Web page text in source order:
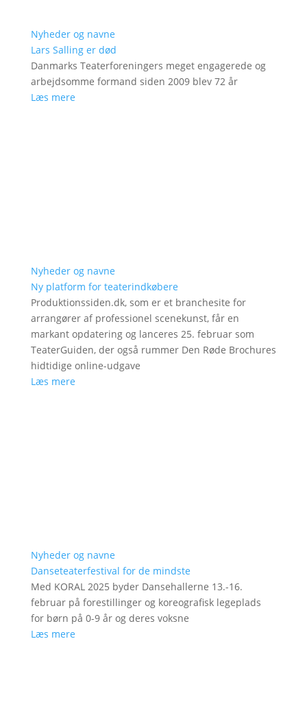
Nyheder og navne
Lars Salling er død
Danmarks Teaterforeningers meget engagerede og
arbejdsomme formand siden 2009 blev 72 år
Læs mere
Nyheder og navne
Ny platform for teaterindkøbere
Produktionssiden.dk, som er et branchesite for
arrangører af professionel scenekunst, får en
markant opdatering og lanceres 25. februar som
TeaterGuiden, der også rummer Den Røde Brochures
hidtidige online-udgave
Læs mere
Nyheder og navne
Danseteaterfestival for de mindste
Med KORAL 2025 byder Dansehallerne 13.-16.
februar på forestillinger og koreografisk legeplads
for børn på 0-9 år og deres voksne
Læs mere